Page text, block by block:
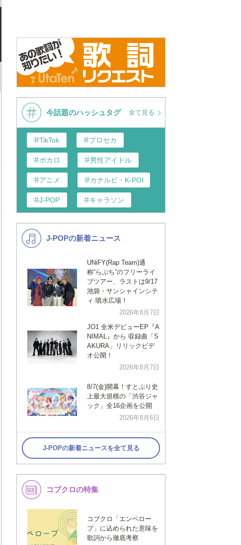
ブクロ ここにしか咲かない
(2007年)
コブクロ ここにしか咲かない
花 歌詞付き
今話題のハッシュタグ 全て見る
TikTok プロセカ
ボカロ 男性アイドル
アニメ カナルビ・K-POP和訳
J-POP キャラソン
K-POP 演歌・歌謡
洋楽
VTuber ディズニー
J-POPの新着ニュース
UNiFY(Rap Team)通
称“らぷち”のフリーライ
ブツアー、ラストは9/17
池袋・サンシャインシテ
ィ 噴水広場！
2026年8月7日
JO1 全米デビューEP『A
NIMAL』から 収録曲「S
AKURA」リリックビデ
オ公開！
2026年8月7日
8/7(金)開幕！すとぷり史
上最大規模の「渋谷ジャ
ック」全16企画を公開
2026年8月6日
J-POPの新着ニュースを全て見る
コブクロの特集
コブクロ「エンベロー
プ」に込められた意味を
歌詞から徹底考察